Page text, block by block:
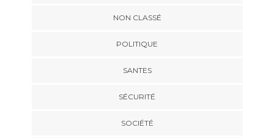
NON CLASSÉ
POLITIQUE
SANTES
SÉCURITÉ
SOCIÉTÉ